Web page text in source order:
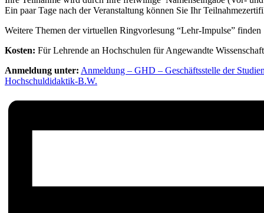
Ein paar Tage nach der Veranstaltung können Sie Ihr
Weitere Themen der virtuellen Ringvorlesung “Lehr-Impulse”
Kosten: Für Lehrende an Hochschulen für Angewandte
Anmeldung unter: Anmeldung – GHD – Geschäftsstelle der
Hochschuldidaktik-B.W.